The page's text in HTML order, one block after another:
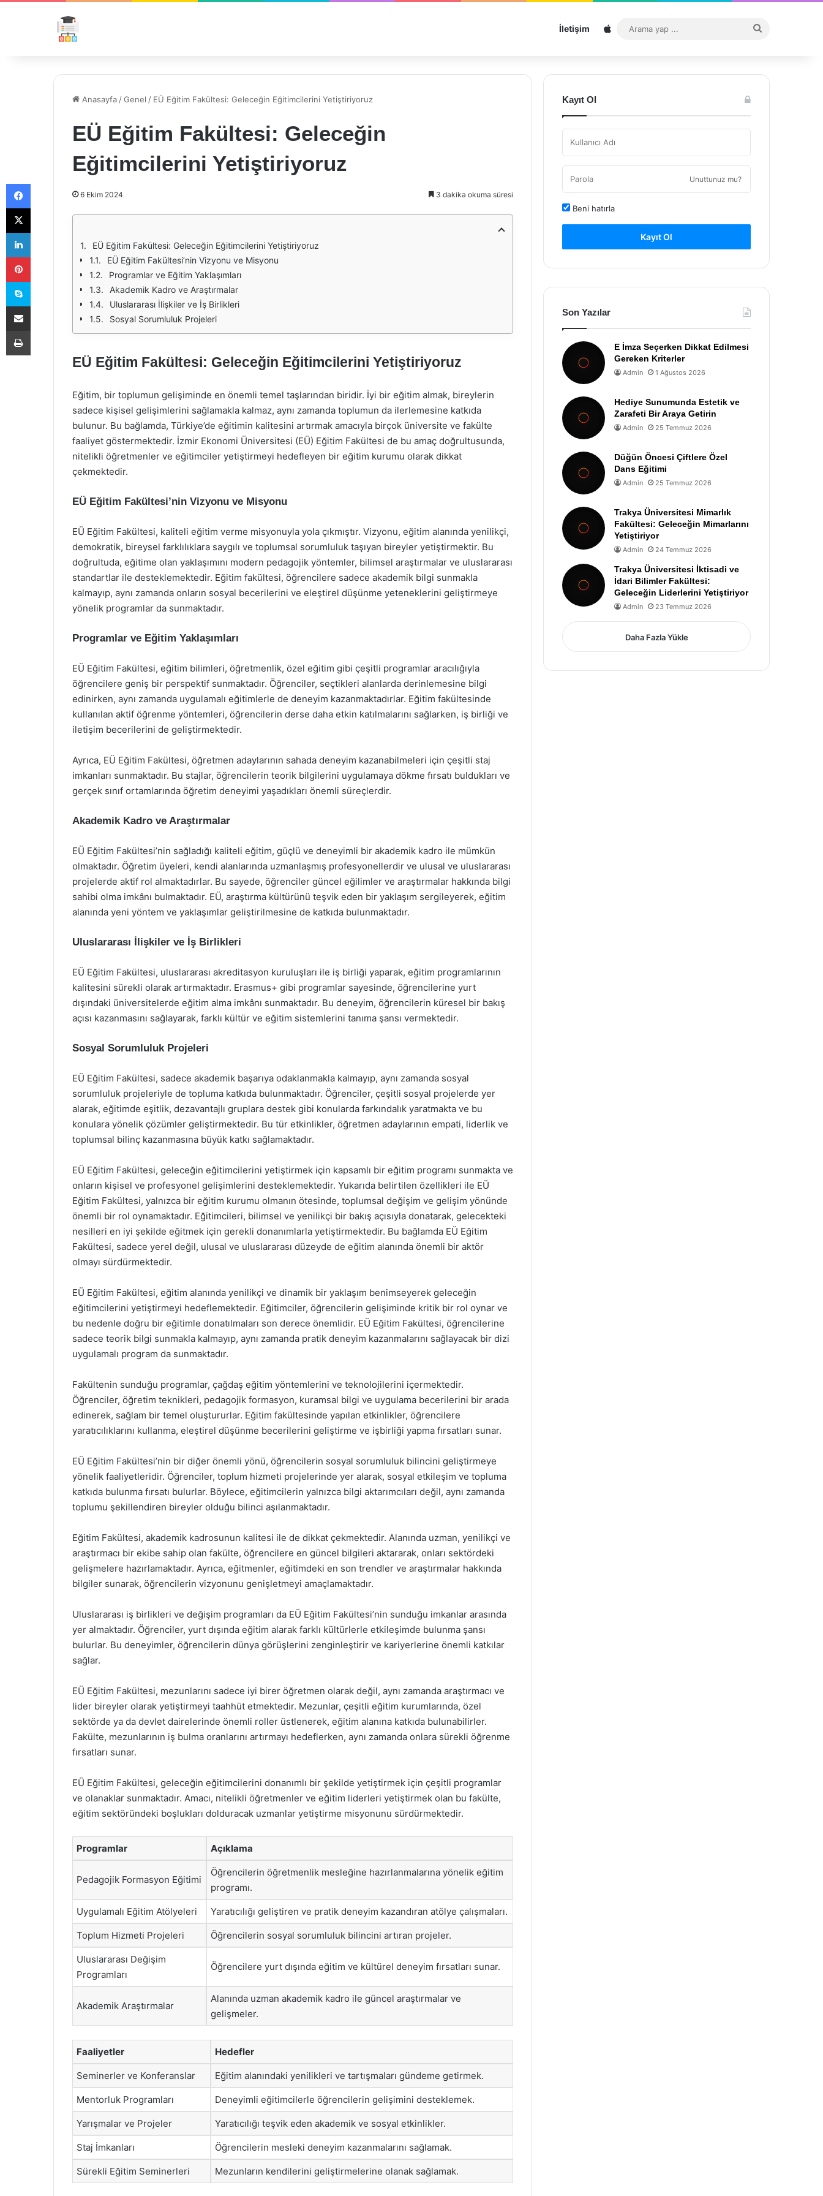
İletişim Sitemap
...
Anasayfa /Genel / EÜ Eğitim Fakültesi: Geleceğin Eğitimcilerini Yetiştiriyoruz
EÜ Eğitim Fakültesi: Geleceğin
Eğitimcilerini Yetiştiriyoruz
6 Ekim 2024 3 dakika okuma süresi
EÜ Eğitim Fakültesi: Geleceğin Eğitimcilerini Yetiştiriyoruz
EÜ Eğitim Fakültesi’nin Vizyonu ve Misyonu
Programlar ve Eğitim Yaklaşımları
Akademik Kadro ve Araştırmalar
Uluslararası İlişkiler ve İş Birlikleri
Sosyal Sorumluluk Projeleri
EÜ Eğitim Fakültesi: Geleceğin Eğitimcilerini Yetiştiriyoruz
Eğitim, bir toplumun gelişiminde en önemli temel taşlarından biridir. İyi bir eğitim almak, bireylerin
sadece kişisel gelişimlerini sağlamakla kalmaz, aynı zamanda toplumun da ilerlemesine katkıda
bulunur. Bu bağlamda, Türkiye’de eğitimin kalitesini artırmak amacıyla birçok üniversite ve fakülte
faaliyet göstermektedir. İzmir Ekonomi Üniversitesi (EÜ) Eğitim Fakültesi de bu amaç doğrultusunda,
nitelikli öğretmenler ve eğitimciler yetiştirmeyi hedefleyen bir eğitim kurumu olarak dikkat
çekmektedir.
EÜ Eğitim Fakültesi’nin Vizyonu ve Misyonu
EÜ Eğitim Fakültesi, kaliteli eğitim verme misyonuyla yola çıkmıştır. Vizyonu, eğitim alanında yenilikçi,
demokratik, bireysel farklılıklara saygılı ve toplumsal sorumluluk taşıyan bireyler yetiştirmektir. Bu
doğrultuda, eğitime olan yaklaşımını modern pedagojik yöntemler, bilimsel araştırmalar ve uluslararası
standartlar ile desteklemektedir. Eğitim fakültesi, öğrencilere sadece akademik bilgi sunmakla
kalmayıp, aynı zamanda onların sosyal becerilerini ve eleştirel düşünme yeteneklerini geliştirmeye
yönelik programlar da sunmaktadır.
Programlar ve Eğitim Yaklaşımları
EÜ Eğitim Fakültesi, eğitim bilimleri, öğretmenlik, özel eğitim gibi çeşitli programlar aracılığıyla
öğrencilere geniş bir perspektif sunmaktadır. Öğrenciler, seçtikleri alanlarda derinlemesine bilgi
edinirken, aynı zamanda uygulamalı eğitimlerle de deneyim kazanmaktadırlar. Eğitim fakültesinde
kullanılan aktif öğrenme yöntemleri, öğrencilerin derse daha etkin katılmalarını sağlarken, iş birliği ve
iletişim becerilerini de geliştirmektedir.
Ayrıca, EÜ Eğitim Fakültesi, öğretmen adaylarının sahada deneyim kazanabilmeleri için çeşitli staj
imkanları sunmaktadır. Bu stajlar, öğrencilerin teorik bilgilerini uygulamaya dökme fırsatı buldukları ve
gerçek sınıf ortamlarında öğretim deneyimi yaşadıkları önemli süreçlerdir.
Akademik Kadro ve Araştırmalar
EÜ Eğitim Fakültesi’nin sağladığı kaliteli eğitim, güçlü ve deneyimli bir akademik kadro ile mümkün
olmaktadır. Öğretim üyeleri, kendi alanlarında uzmanlaşmış profesyonellerdir ve ulusal ve uluslararası
projelerde aktif rol almaktadırlar. Bu sayede, öğrenciler güncel eğilimler ve araştırmalar hakkında bilgi
sahibi olma imkânı bulmaktadır. EÜ, araştırma kültürünü teşvik eden bir yaklaşım sergileyerek, eğitim
alanında yeni yöntem ve yaklaşımlar geliştirilmesine de katkıda bulunmaktadır.
Uluslararası İlişkiler ve İş Birlikleri
EÜ Eğitim Fakültesi, uluslararası akreditasyon kuruluşları ile iş birliği yaparak, eğitim programlarının
kalitesini sürekli olarak artırmaktadır. Erasmus+ gibi programlar sayesinde, öğrencilerine yurt
dışındaki üniversitelerde eğitim alma imkânı sunmaktadır. Bu deneyim, öğrencilerin küresel bir bakış
açısı kazanmasını sağlayarak, farklı kültür ve eğitim sistemlerini tanıma şansı vermektedir.
Sosyal Sorumluluk Projeleri
EÜ Eğitim Fakültesi, sadece akademik başarıya odaklanmakla kalmayıp, aynı zamanda sosyal
sorumluluk projeleriyle de topluma katkıda bulunmaktadır. Öğrenciler, çeşitli sosyal projelerde yer
alarak, eğitimde eşitlik, dezavantajlı gruplara destek gibi konularda farkındalık yaratmakta ve bu
konulara yönelik çözümler geliştirmektedir. Bu tür etkinlikler, öğretmen adaylarının empati, liderlik ve
toplumsal bilinç kazanmasına büyük katkı sağlamaktadır.
EÜ Eğitim Fakültesi, geleceğin eğitimcilerini yetiştirmek için kapsamlı bir eğitim programı sunmakta ve
onların kişisel ve profesyonel gelişimlerini desteklemektedir. Yukarıda belirtilen özellikleri ile EÜ
Eğitim Fakültesi, yalnızca bir eğitim kurumu olmanın ötesinde, toplumsal değişim ve gelişim yönünde
önemli bir rol oynamaktadır. Eğitimcileri, bilimsel ve yenilikçi bir bakış açısıyla donatarak, gelecekteki
nesilleri en iyi şekilde eğitmek için gerekli donanımlarla yetiştirmektedir. Bu bağlamda EÜ Eğitim
Fakültesi, sadece yerel değil, ulusal ve uluslararası düzeyde de eğitim alanında önemli bir aktör
olmayı sürdürmektedir.
EÜ Eğitim Fakültesi, eğitim alanında yenilikçi ve dinamik bir yaklaşım benimseyerek geleceğin
eğitimcilerini yetiştirmeyi hedeflemektedir. Eğitimciler, öğrencilerin gelişiminde kritik bir rol oynar ve
bu nedenle doğru bir eğitimle donatılmaları son derece önemlidir. EÜ Eğitim Fakültesi, öğrencilerine
sadece teorik bilgi sunmakla kalmayıp, aynı zamanda pratik deneyim kazanmalarını sağlayacak bir dizi
uygulamalı program da sunmaktadır.
Fakültenin sunduğu programlar, çağdaş eğitim yöntemlerini ve teknolojilerini içermektedir.
Öğrenciler, öğretim teknikleri, pedagojik formasyon, kuramsal bilgi ve uygulama becerilerini bir arada
edinerek, sağlam bir temel oluştururlar. Eğitim fakültesinde yapılan etkinlikler, öğrencilere
yaratıcılıklarını kullanma, eleştirel düşünme becerilerini geliştirme ve işbirliği yapma fırsatları sunar.
EÜ Eğitim Fakültesi’nin bir diğer önemli yönü, öğrencilerin sosyal sorumluluk bilincini geliştirmeye
yönelik faaliyetleridir. Öğrenciler, toplum hizmeti projelerinde yer alarak, sosyal etkileşim ve topluma
katkıda bulunma fırsatı bulurlar. Böylece, eğitimcilerin yalnızca bilgi aktarımcıları değil, aynı zamanda
toplumu şekillendiren bireyler olduğu bilinci aşılanmaktadır.
Eğitim Fakültesi, akademik kadrosunun kalitesi ile de dikkat çekmektedir. Alanında uzman, yenilikçi ve
araştırmacı bir ekibe sahip olan fakülte, öğrencilere en güncel bilgileri aktararak, onları sektördeki
gelişmelere hazırlamaktadır. Ayrıca, eğitmenler, eğitimdeki en son trendler ve araştırmalar hakkında
bilgiler sunarak, öğrencilerin vizyonunu genişletmeyi amaçlamaktadır.
Uluslararası iş birlikleri ve değişim programları da EÜ Eğitim Fakültesi’nin sunduğu imkanlar arasında
yer almaktadır. Öğrenciler, yurt dışında eğitim alarak farklı kültürlerle etkileşimde bulunma şansı
bulurlar. Bu deneyimler, öğrencilerin dünya görüşlerini zenginleştirir ve kariyerlerine önemli katkılar
sağlar.
EÜ Eğitim Fakültesi, mezunlarını sadece iyi birer öğretmen olarak değil, aynı zamanda araştırmacı ve
lider bireyler olarak yetiştirmeyi taahhüt etmektedir. Mezunlar, çeşitli eğitim kurumlarında, özel
sektörde ya da devlet dairelerinde önemli roller üstlenerek, eğitim alanına katkıda bulunabilirler.
Fakülte, mezunlarının iş bulma oranlarını artırmayı hedeflerken, aynı zamanda onlara sürekli öğrenme
fırsatları sunar.
EÜ Eğitim Fakültesi, geleceğin eğitimcilerini donanımlı bir şekilde yetiştirmek için çeşitli programlar
ve olanaklar sunmaktadır. Amacı, nitelikli öğretmenler ve eğitim liderleri yetiştirmek olan bu fakülte,
eğitim sektöründeki boşlukları dolduracak uzmanlar yetiştirme misyonunu sürdürmektedir.
Programlar Açıklama
Pedagojik Formasyon Eğitimi
Öğrencilerin öğretmenlik mesleğine hazırlanmalarına yönelik eğitim
programı.
Uygulamalı Eğitim Atölyeleri Yaratıcılığı geliştiren ve pratik deneyim kazandıran atölye çalışmaları.
Toplum Hizmeti Projeleri Öğrencilerin sosyal sorumluluk bilincini artıran projeler.
Uluslararası Değişim
Programları
Öğrencilere yurt dışında eğitim ve kültürel deneyim fırsatları sunar.
Akademik Araştırmalar
Alanında uzman akademik kadro ile güncel araştırmalar ve
gelişmeler.
Faaliyetler Hedefler
Seminerler ve Konferanslar Eğitim alanındaki yenilikleri ve tartışmaları gündeme getirmek.
Mentorluk Programları Deneyimli eğitimcilerle öğrencilerin gelişimini desteklemek.
Yarışmalar ve Projeler Yaratıcılığı teşvik eden akademik ve sosyal etkinlikler.
Staj İmkanları Öğrencilerin mesleki deneyim kazanmalarını sağlamak.
Sürekli Eğitim Seminerleri Mezunların kendilerini geliştirmelerine olanak sağlamak.
Kayıt Ol
Unuttunuz mu?
Beni hatırla
Kayıt Ol
Son Yazılar
E İmza Seçerken Dikkat Edilmesi
Gereken Kriterler
Admin 1 Ağustos 2026
Hediye Sunumunda Estetik ve
Zarafeti Bir Araya Getirin
Admin 25 Temmuz 2026
Düğün Öncesi Çiftlere Özel
Dans Eğitimi
Admin 25 Temmuz 2026
Trakya Üniversitesi Mimarlık
Fakültesi: Geleceğin Mimarlarını
Yetiştiriyor
Admin 24 Temmuz 2026
Trakya Üniversitesi İktisadi ve
İdari Bilimler Fakültesi:
Geleceğin Liderlerini Yetiştiriyor
Admin 23 Temmuz 2026
Daha Fazla Yükle
Facebook
X
LinkedIn
Pinterest
Skype
E-Posta ile paylaş